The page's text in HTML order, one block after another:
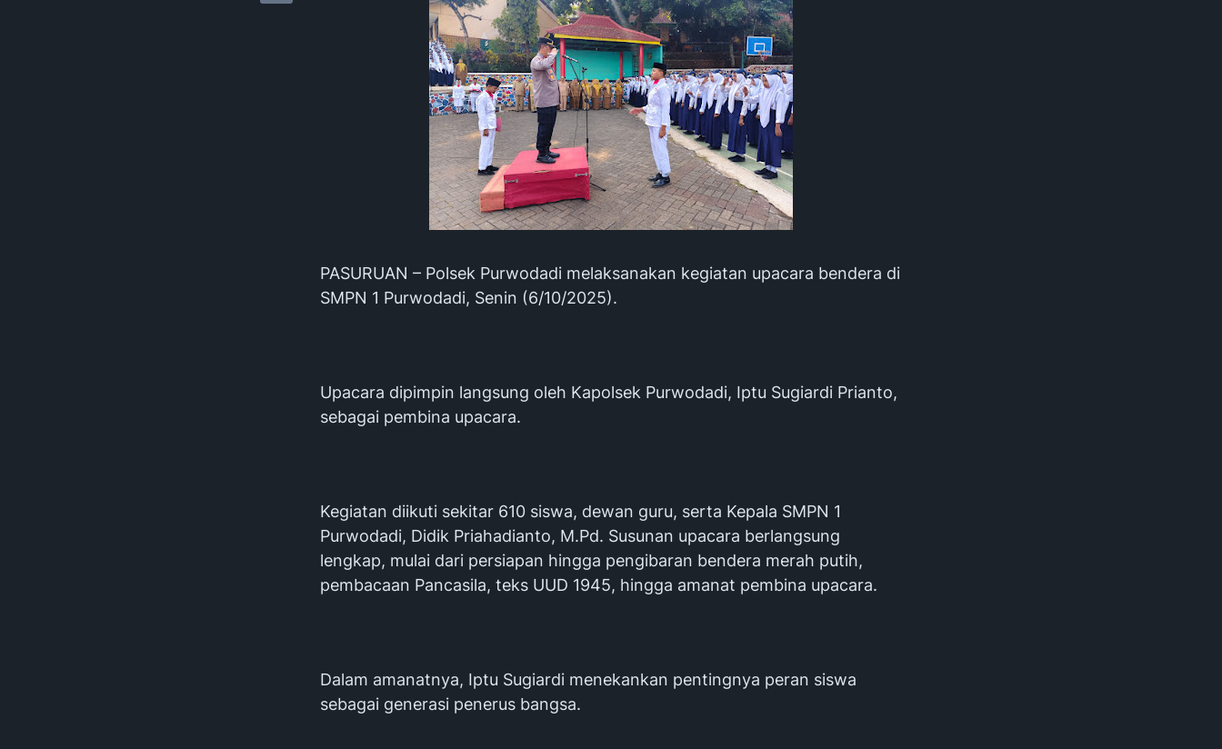
PASURUAN – Polsek Purwodadi melaksanakan kegiatan upacara bendera di
SMPN 1 Purwodadi, Senin (6/10/2025).
Upacara dipimpin langsung oleh Kapolsek Purwodadi, Iptu Sugiardi Prianto,
sebagai pembina upacara.
Kegiatan diikuti sekitar 610 siswa, dewan guru, serta Kepala SMPN 1
Purwodadi, Didik Priahadianto, M.Pd. Susunan upacara berlangsung
lengkap, mulai dari persiapan hingga pengibaran bendera merah putih,
pembacaan Pancasila, teks UUD 1945, hingga amanat pembina upacara.
Dalam amanatnya, Iptu Sugiardi menekankan pentingnya peran siswa
sebagai generasi penerus bangsa.